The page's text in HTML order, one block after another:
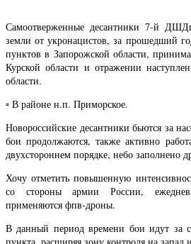
Самоотверженные десантники 7-й
земли от укронацистов, за прошедший
пунктов в Запорожской области,
Курской области и отражении
области.
▫️ В районе н.п. Приморское.
Новороссийские десантники бьются за
бои продолжаются, также активно
двухстороннем порядке, небо заполнено
Хочу отметить повышенную
со стороны армии России,
применяются фпв-дроны.
В данный период времени бои идут за